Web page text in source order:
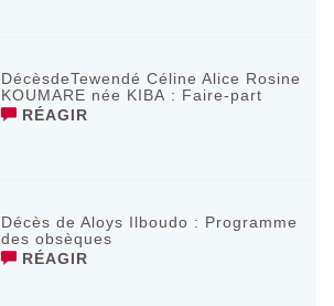
DécèsdeTewendé Céline Alice Rosine
KOUMARE née KIBA : Faire-part
RÉAGIR
Décès de Aloys Ilboudo : Programme
des obsèques
RÉAGIR